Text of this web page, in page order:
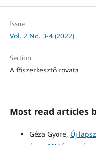
Issue
Vol. 2 No. 3-4 (2022)
Section
A főszerkesztő rovata
Most read articles
Géza Györe, Új